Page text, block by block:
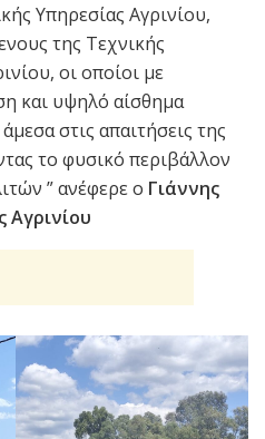
Υπηρεσίας Αγρινίου,
της Τεχνικής
οι οποίοι με
και υψηλό αίσθημα
στις απαιτήσεις της
το φυσικό περιβάλλον
” ανέφερε ο Γιάννης
Αγρινίου